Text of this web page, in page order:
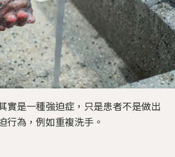
實是一種強迫症，只是患者不是做出
行為，例如重複洗手。